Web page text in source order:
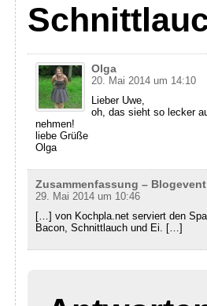
Olga
20. Mai 2014 um 14:10
Lieber Uwe,
oh, das sieht so lecker
nehmen!
liebe Grüße
Olga
Zusammenfassung –
29. Mai 2014 um 10:46
[…] von Kochpla.net serviert den
Bacon, Schnittlauch und Ei. […]